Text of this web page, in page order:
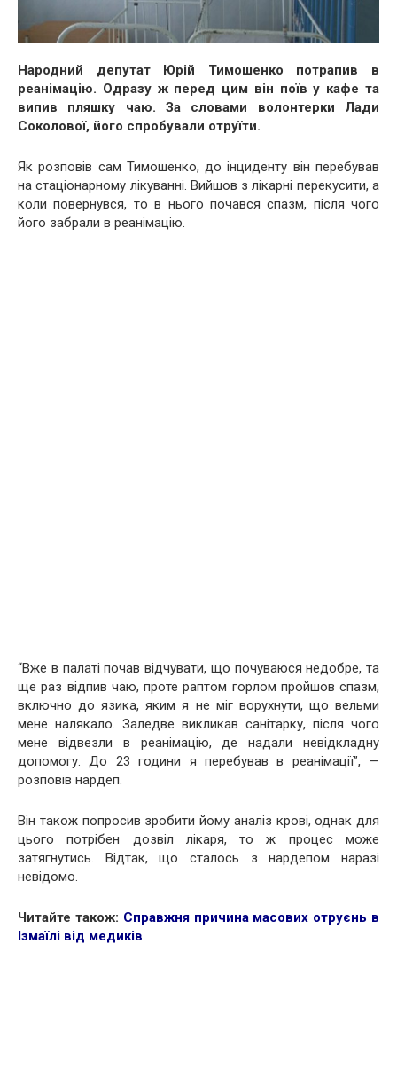
Народний депутат Юрій Тимошенко потрапив в
реанімацію. Одразу ж перед цим він поїв у кафе та
випив пляшку чаю. За словами волонтерки Лади
Соколової, його спробували отруїти.
Як розповів сам Тимошенко, до інциденту він перебував
на стаціонарному лікуванні. Вийшов з лікарні перекусити, а
коли повернувся, то в нього почався спазм, після чого
його забрали в реанімацію.
“Вже в палаті почав відчувати, що почуваюся недобре, та
ще раз відпив чаю, проте раптом горлом пройшов спазм,
включно до язика, яким я не міг ворухнути, що вельми
мене налякало. Заледве викликав санітарку, після чого
мене відвезли в реанімацію, де надали невідкладну
допомогу. До 23 години я перебував в реанімації”, —
розповів нардеп.
Він також попросив зробити йому аналіз крові, однак для
цього потрібен дозвіл лікаря, то ж процес може
затягнутись. Відтак, що сталось з нардепом наразі
невідомо.
Читайте також: Справжня причина масових отруєнь в
Ізмаїлі від медиків